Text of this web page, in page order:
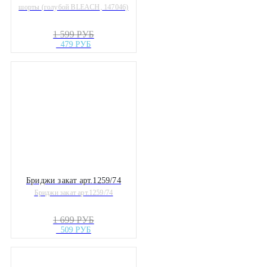
шорты (голубой BLEACH, 147046)
1 599 РУБ
479 РУБ
Бриджи закат арт.1259/74
Бриджи закат арт.1259/74
1 699 РУБ
509 РУБ